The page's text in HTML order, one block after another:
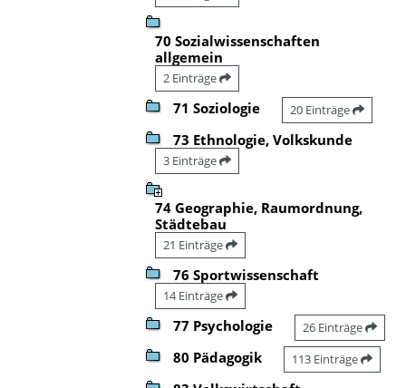
70 Sozialwissenschaften
allgemein
2 Einträge
71 Soziologie 20 Einträge
73 Ethnologie, Volkskunde
3 Einträge
74 Geographie, Raumordnung,
Städtebau
21 Einträge
76 Sportwissenschaft
14 Einträge
77 Psychologie 26 Einträge
80 Pädagogik 113 Einträge